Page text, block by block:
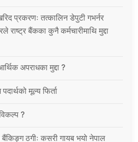
प्रकरणः तत्कालिन डेपुटी गभर्नर
राष्ट्र बैंकका कुनै कर्मचारीमाथि मुद्दा
अपराधका मुद्दा ?
मूल्य फिर्ता
?
बैंकिङ्ग ठगीः कसरी गायब भयो नेपाल